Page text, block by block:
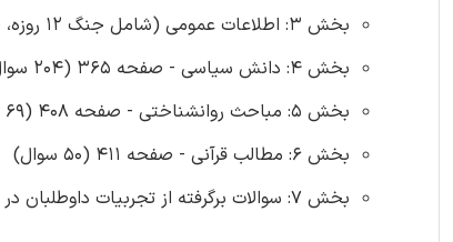
بخش 3: اطلاعات عمومی (شامل جنگ 12 روزه، جنگ رمضان و ...) - صفحه 339 (122 سوال)
بخش 4: دانش سیاسی - صفحه 365 (204 سوال)
بخش 5: مباحث روانشناختی - صفحه 408 (69 سوال)
بخش 6: مطالب قرآنی - صفحه 411 (50 سوال)
بخش 7: سوالات برگرفته از تجربیات داوطلبان در مصاحبه - صفحه 432 (188 سوال)